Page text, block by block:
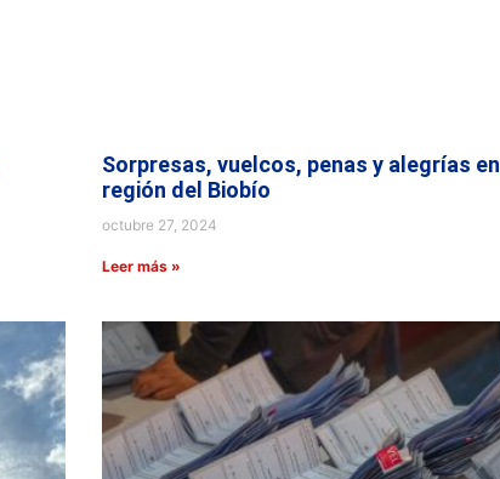
Sorpresas, vuelcos, penas y alegrías en
región del Biobío
octubre 27, 2024
Leer más »